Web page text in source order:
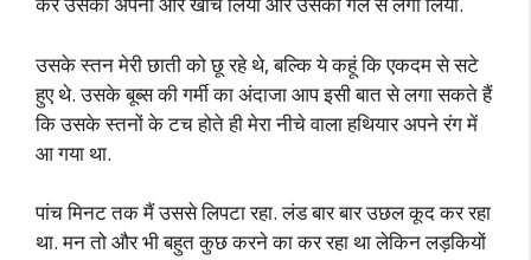
उसके स्तन मेरी छाती को छू रहे थे, बल्कि ये कहूं कि एकदम से सटे
हुए थे. उसके बूब्स की गर्मी का अंदाजा आप इसी बात से लगा सकते हैं
कि उसके स्तनों के टच होते ही मेरा नीचे वाला हथियार अपने रंग में
आ गया था.
पांच मिनट तक मैं उससे लिपटा रहा. लंड बार बार उछल कूद कर रहा
था. मन तो और भी बहुत कुछ करने का कर रहा था लेकिन लड़कियों